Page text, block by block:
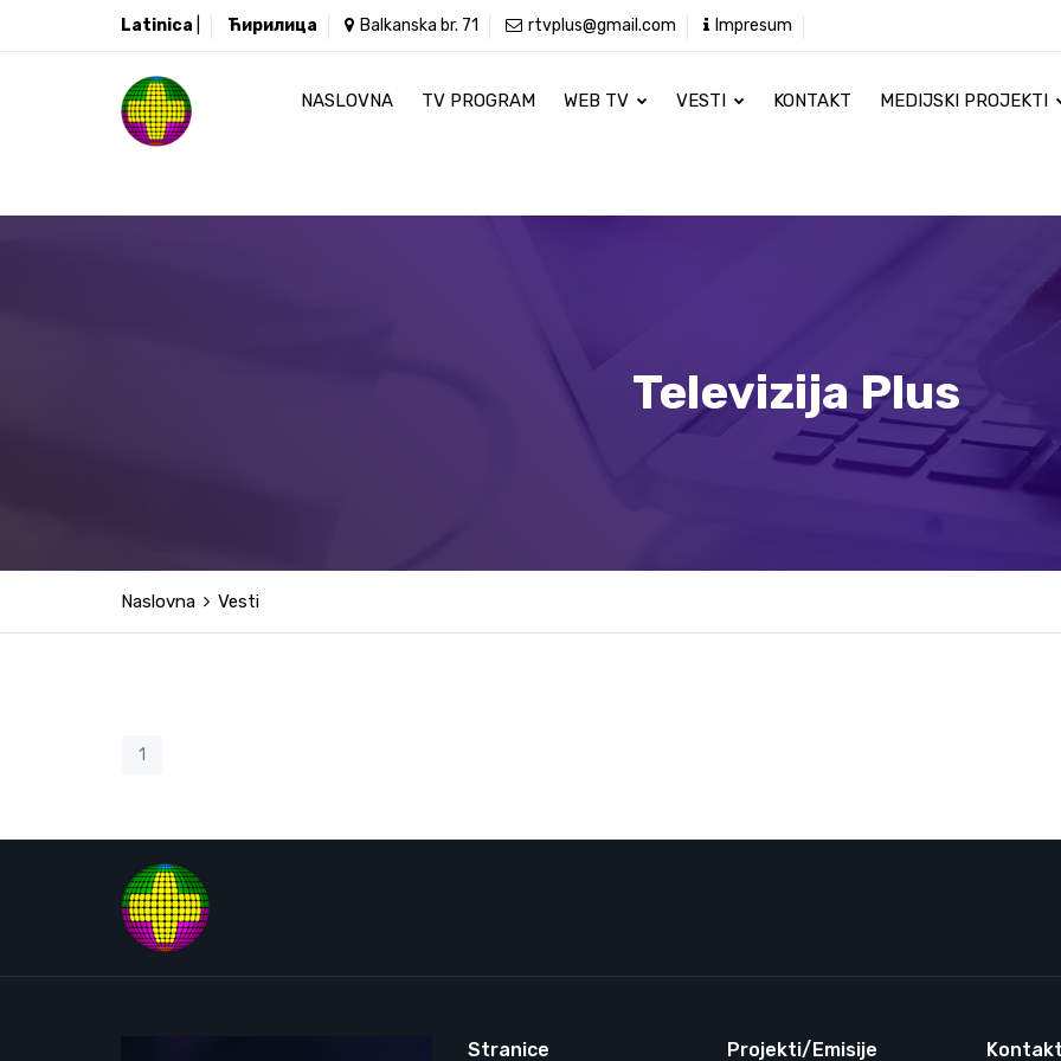
Latinica Ћирилица Balkanska br. 71 rtvplus@gmail.com Impresum
NASLOVNA TV PROGRAM WEB TV VESTI KONTAKT MEDIJSKI PROJEKTI
Televizija Plus
Naslovna Vesti
1
Stranice Projekti/Emisije